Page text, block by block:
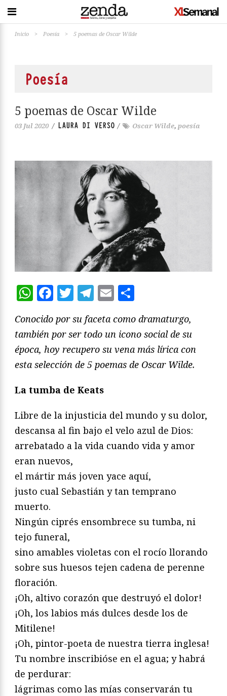
Inicio > Poesía > 5 poemas de Oscar Wilde
Poesía
5 poemas de Oscar Wilde
03 Jul 2020 / LAURA DI VERSO / Oscar Wilde, poesía
WhatsApp
Facebook
Twitter
Telegram
Email
Conocido por su faceta como dramaturgo,
también por ser todo un icono social de su
época, hoy recupero su vena más lírica con
esta selección de 5 poemas de Oscar Wilde.
La tumba de Keats
Libre de la injusticia del mundo y su dolor,
descansa al fin bajo el velo azul de Dios:
arrebatado a la vida cuando vida y amor
eran nuevos,
el mártir más joven yace aquí,
justo cual Sebastián y tan temprano
muerto.
Ningún ciprés ensombrece su tumba, ni
tejo funeral,
sino amables violetas con el rocío llorando
sobre sus huesos tejen cadena de perenne
floración.
¡Oh, altivo corazón que destruyó el dolor!
¡Oh, los labios más dulces desde los de
Mitilene!
¡Oh, pintor-poeta de nuestra tierra inglesa!
Tu nombre inscribióse en el agua; y habrá
de perdurar:
lágrimas como las mías conservarán tu